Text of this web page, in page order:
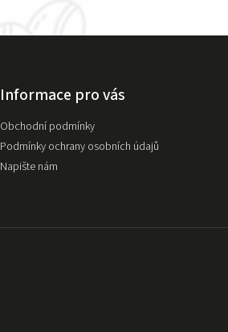
Informace pro vás
Obchodní podmínky
Podmínky ochrany osobních údajů
Napište nám